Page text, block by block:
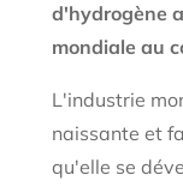
d'hydrogène
mondiale au
L'industrie
naissante et
qu'elle se